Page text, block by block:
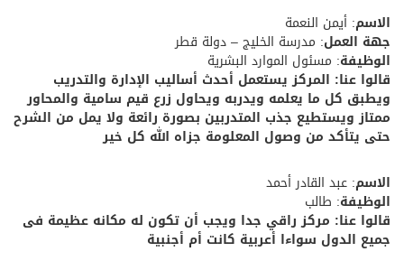
الاسم: أيمن النعمة
جهة العمل: مدرسة الخليج – دولة قطر
الوظيفة: مسئول الموارد البشرية
قالوا عنا: المركز يستعمل أحدث أساليب الإدارة والتدريب
ويطبق كل ما يعلمه ويدربه ويحاول زرع قيم سامية والمحاور
ممتاز ويستطيع جذب المتدربين بصورة رائعة ولا يمل من الشرح
حتى يتأكد من وصول المعلومة جزاه الله كل خير
الاسم: عبد القادر أحمد
الوظيفة: طالب
قالوا عنا: مركز راقي جدا ويجب أن تكون له مكانه عظيمة فى
جميع الدول سواءا أعربية كانت أم أجنبية